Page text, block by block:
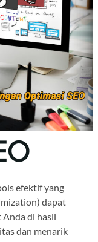
efektif yang
dapat
di hasil
dan menarik